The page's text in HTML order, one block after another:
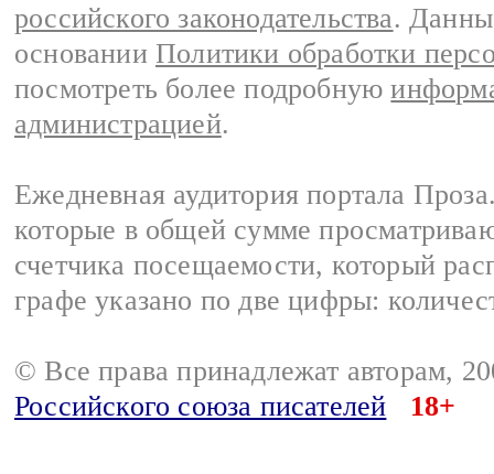
российского законодательства.
основании Политики обработки
посмотреть более подробную
администрацией.
Ежедневная аудитория портала
которые в общей сумме
счетчика посещаемости, который
графе указано по две цифры:
© Все права принадлежат авторам,
Российского союза писателей
18+